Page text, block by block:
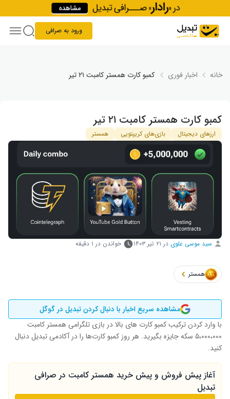
Skip to content
ورود به صرافی
خانه اخبار فوری کمبو کارت همستر کامبت ۲۱ تیر
کمبو کارت همستر کامبت ۲۱ تیر
ارزهای دیجیتال بازی‌های کریپتویی همستر
سید موسی علوی در ۲۱ تیر ۱۴۰۳ خواندن در ۱ دقیقه
همستر
مشاهده سریع اخبار با دنبال کردن تبدیل در گوگل
با وارد کردن ترکیب کمبو کارت های بالا در بازی تلگرامی همستر کامبت
۵،۰۰۰،۰۰۰ سکه جایزه بگیرید. هر روز کمبو کارت‌ها را در آکادمی تبدیل دنبال
کنید.
آغاز پیش فروش و پیش خرید همستر کامبت در صرافی
تبدیل